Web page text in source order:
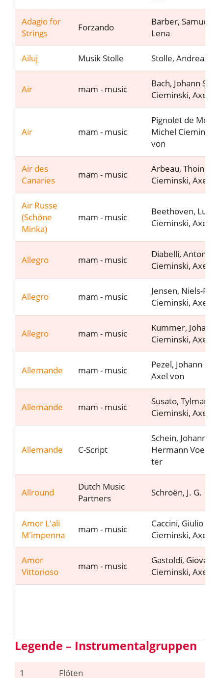
Adagio for
Strings
Forzando
Barber, Samuel
Lena
Ailuj Musik Stolle Stolle, Andreas
Air mam - music
Bach, Johann
Cieminski, Axel
Air mam - music
Pignolet de
Michel Cieminski,
von
Air des
Canaries
mam - music
Arbeau, Thoinot
Cieminski, Axel
Air Russe
(Schöne
Minka)
mam - music
Beethoven,
Cieminski, Axel
Allegro mam - music
Diabelli, Anton
Cieminski, Axel
Allegro mam - music
Jensen, Niels-
Cieminski, Axel
Allegro mam - music
Kummer, Johann
Cieminski, Axel
Allemande mam - music
Pezel, Johann
Axel von
Allemande mam - music
Susato, Tylman
Cieminski, Axel
Allemande C-Script
Schein, Johann
Hermann Voert,
ter
Allround
Dutch Music
Partners
Schroën, J. G.
Amor L'ali
M'impenna
mam - music
Caccini, Giulio
Cieminski, Axel
Amor
Vittorioso
mam - music
Gastoldi, Giovanni
Cieminski, Axel
Legende – Instrumentalgruppen
1 Flöten